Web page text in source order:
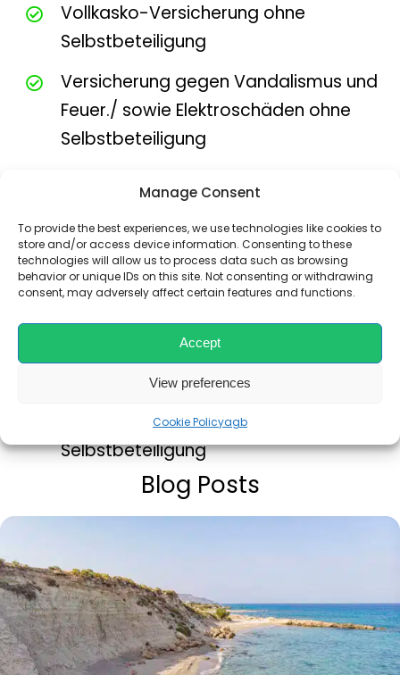
Manage Consent
To provide the best experiences, we use technologies like cookies to
store and/or access device information. Consenting to these
technologies will allow us to process data such as browsing
behavior or unique IDs on this site. Not consenting or withdrawing
consent, may adversely affect certain features and functions.
Accept
View preferences
Cookie Policyagb
auf Kreta kommen wir gerne wieder!
Vollkasko-Versicherung ohne
Selbstbeteiligung
Versicherung gegen Vandalismus und
Feuer./ sowie Elektroschäden ohne
Selbstbeteiligung
24 h Straßenhilfsdienst auf ganz Kreta
Diebstahlschutz ohne Selbstbeteiligung
Insassenversicherung ohne
Selbstbeteiligung
Unbegrenzte Kilometer
Versicherung gegen Schäden an Reifen,
Unterboden und Scheiben ohne
Selbstbeteiligung
Blog Posts